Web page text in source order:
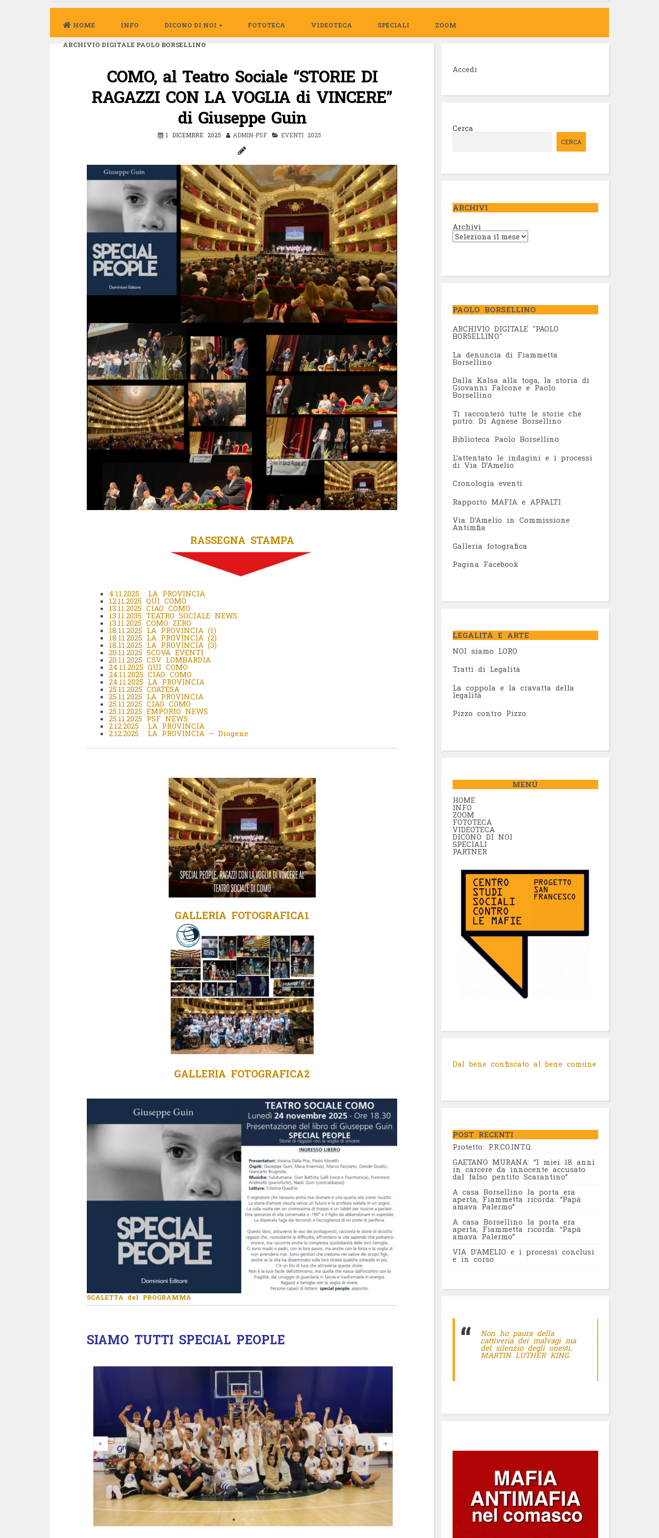
HOME INFO DICONO DI NOI FOTOTECA VIDEOTECA SPECIALI ZOOM
ARCHIVIO DIGITALE PAOLO BORSELLINO
COMO, al Teatro Sociale “STORIE DI
RAGAZZI CON LA VOGLIA di VINCERE”
di Giuseppe Guin
1 DICEMBRE 2025 ADMIN-PSF EVENTI 2025
RASSEGNA STAMPA
4.11.2025 LA PROVINCIA
12.11.2025 QUI COMO
13.11.2025 CIAO COMO
13.11.2035 TEATRO SOCIALE NEWS
13.11.2025 COMO ZERO
18.11.2025 LA PROVINCIA (1)
18.11.2025 LA PROVINCIA (2)
18.11.2025 LA PROVINCIA (3)
20.11.2025 SCOVA EVENTI
20.11.2025 CSV LOMBARDIA
24.11.2025 QUI COMO
24.11.2025 CIAO COMO
24.11.2025 LA PROVINCIA
25.11.2025 COATESA
25.11.2025 LA PROVINCIA
25.11.2025 CIAO COMO
25.11.2025 EMPORIO NEWS
25.11.2025 PSF NEWS
2.12.2025 LA PROVINCIA
2.12.2025 LA PROVINCIA – Diogene
GALLERIA FOTOGRAFICA1
GALLERIA FOTOGRAFICA2
SCALETTA del PROGRAMMA
SIAMO TUTTI SPECIAL PEOPLE
Accedi
Cerca
CERCA
ARCHIVI
Archivi
PAOLO BORSELLINO
ARCHIVIO DIGITALE "PAOLO
BORSELLINO"
La denuncia di Fiammetta
Borsellino
Dalla Kalsa alla toga, la storia di
Giovanni Falcone e Paolo
Borsellino
Ti racconterò tutte le storie che
potrò. Di Agnese Borsellino
Biblioteca Paolo Borsellino
L’attentato le indagini e i processi
di Via D’Amelio
Cronologia eventi
Rapporto MAFIA e APPALTI
Via D’Amelio in Commissione
Antimfia
Galleria fotografica
Pagina Facebook
LEGALITÀ E ARTE
NOI siamo LORO
Tratti di Legalità
La coppola e la cravatta della
legalità
Pizzo contro Pizzo
MENÚ
HOME
INFO
ZOOM
FOTOTECA
VIDEOTECA
DICONO DI NOI
SPECIALI
PARTNER
Dal bene confiscato al bene comune
POST RECENTI
Protetto: P.R.CO.INT.Q.
GAETANO MURANA: “I miei 18 anni
in carcere da innocente accusato
dal falso pentito Scarantino”
A casa Borsellino la porta era
aperta, Fiammetta ricorda: “Papà
amava Palermo”
A casa Borsellino la porta era
aperta, Fiammetta ricorda: “Papà
amava Palermo”
VIA D’AMELIO e i processi conclusi
e in corso
Non ho paura della
cattiveria dei malvagi ma
del silenzio degli onesti.
MARTIN LUTHER KING